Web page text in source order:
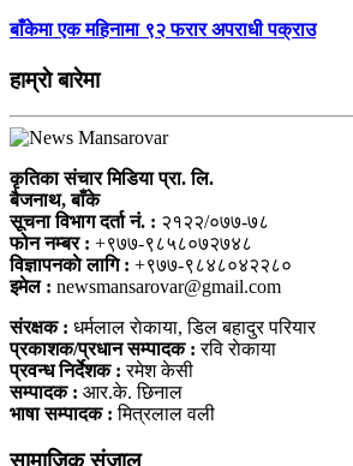
बाँकेमा एक महिनामा ९२ फरार अपराधी पक्राउ
हाम्राे बारेमा
कृतिका संचार मिडिया प्रा. लि.
बैजनाथ, बाँके
सूचना विभाग दर्ता नं. : २१२२/०७७-७८
फोन नम्बर : +९७७-९८५८०७२७४८
विज्ञापनकाे लागि : +९७७-९८४८०४२२८०
इमेल : newsmansarovar@gmail.com
संरक्षक : धर्मलाल राेकाया, डिल बहादुर परियार
प्रकाशक/प्रधान सम्पादक : रवि राेकाया
प्रवन्ध निर्देशक : रमेश केसी
सम्पादक : आर.के. छिनाल
भाषा सम्पादक : मित्रलाल वली
सामाजिक संजाल